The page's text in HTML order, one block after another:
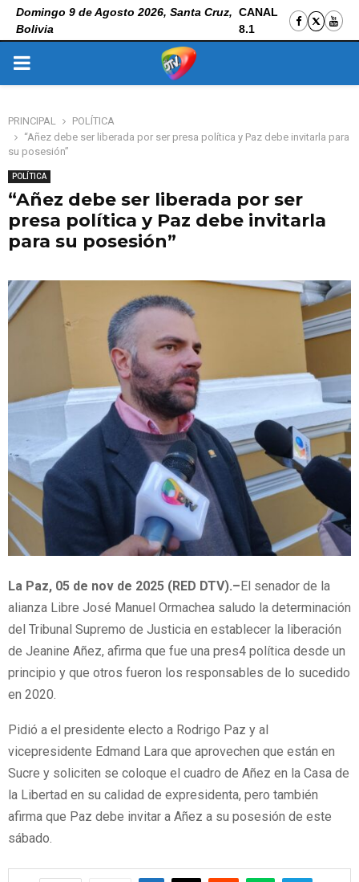
Domingo 9 de Agosto 2026, Santa Cruz,
Bolivia
CANAL
8.1
PRIMARY
PRINCIPAL
POLÍTICA
“Añez debe ser liberada por ser presa política y Paz debe invitarla para
su posesión”
POLÍTICA
“Añez debe ser liberada por ser
presa política y Paz debe invitarla
para su posesión”
La Paz, 05 de nov de 2025 (RED DTV).–‎El senador de la
alianza Libre José Manuel Ormachea saludo la determinación
del Tribunal Supremo de Justicia en establecer la liberación
de Jeanine Añez, afirma que fue una pres4 política desde un
principio y que otros fueron los responsables de lo sucedido
en 2020.
Pidió a el presidente electo a Rodrigo Paz y al
vicepresidente Edmand Lara que aprovechen que están en
Sucre y soliciten se coloque el cuadro de Añez en la Casa de
la Libertad en su calidad de expresidenta, pero también
afirma que Paz debe invitar a Añez a su posesión de este
sábado.